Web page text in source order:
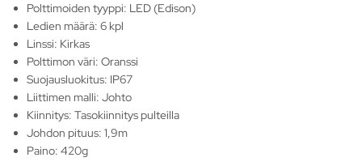
Polttimoiden tyyppi: LED (Edison)
Ledien määrä: 6 kpl
Linssi: Kirkas
Polttimon väri: Oranssi
Suojausluokitus: IP67
Liittimen malli: Johto
Kiinnitys: Tasokiinnitys pulteilla
Johdon pituus: 1,9m
Paino: 420g